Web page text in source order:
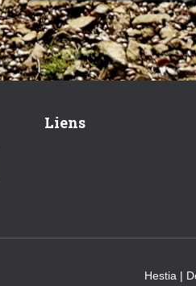
Liens
Hestia |